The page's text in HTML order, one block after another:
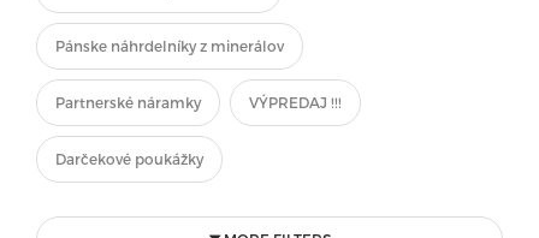
Pánske náhrdelníky z minerálov
Partnerské náramky VÝPREDAJ !!!
Darčekové poukážky